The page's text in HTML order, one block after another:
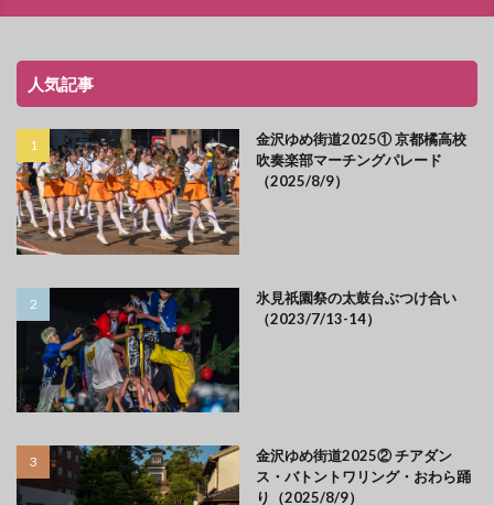
人気記事
金沢ゆめ街道2025① 京都橘高校
吹奏楽部マーチングパレード
（2025/8/9）
氷見祇園祭の太鼓台ぶつけ合い
（2023/7/13-14）
金沢ゆめ街道2025② チアダン
ス・バトントワリング・おわら踊
り（2025/8/9）